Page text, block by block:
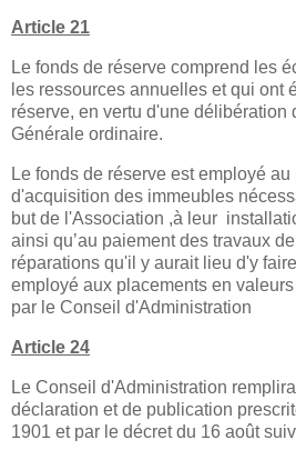
Article 21
Le fonds de réserve comprend les
les ressources annuelles et qui ont
réserve, en vertu d'une délibération
Générale ordinaire.
Le fonds de réserve est employé
d'acquisition des immeubles
but de l'Association ,à leur
ainsi qu’au paiement des travaux
réparations qu'il y aurait lieu d'y
employé aux placements en
par le Conseil d'Administration
Article 24
Le Conseil d'Administration
déclaration et de publication
1901 et par le décret du 16 août